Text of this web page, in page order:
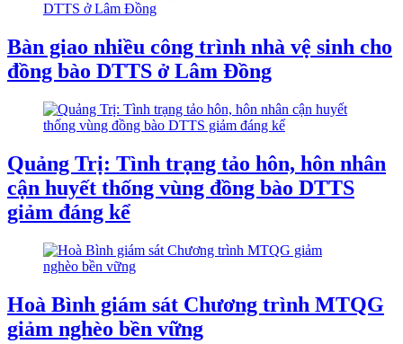
Bàn giao nhiều công trình nhà vệ sinh cho
đồng bào DTTS ở Lâm Đồng
Quảng Trị: Tình trạng tảo hôn, hôn nhân
cận huyết thống vùng đồng bào DTTS
giảm đáng kể
Hoà Bình giám sát Chương trình MTQG
giảm nghèo bền vững